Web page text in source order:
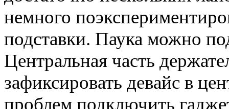
немного
подставки. Паука можно
Центральная часть
зафиксировать девайс в
проблем подключить